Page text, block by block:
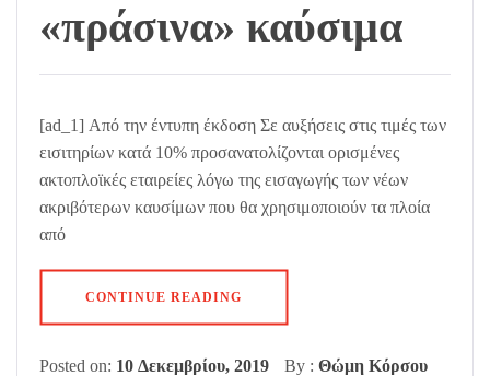
«πράσινα» καύσιμα
[ad_1] Από την έντυπη έκδοση Σε αυξήσεις στις τιμές των
εισιτηρίων κατά 10% προσανατολίζονται ορισμένες
ακτοπλοϊκές εταιρείες λόγω της εισαγωγής των νέων
ακριβότερων καυσίμων που θα χρησιμοποιούν τα πλοία
από
CONTINUE READING
Posted on: 10 Δεκεμβρίου, 2019 By : Θώμη Κόρσου